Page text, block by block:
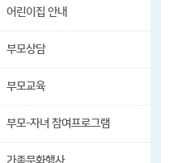
어린이집 안내
부모상담
부모교육
부모-자녀 참여프로그램